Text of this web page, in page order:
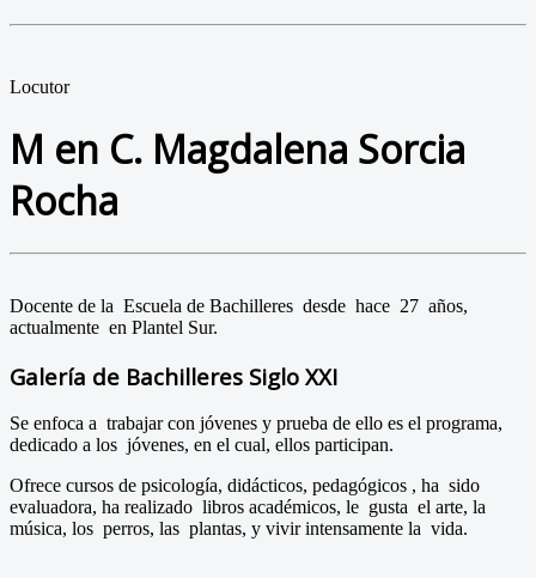
Locutor
M en C. Magdalena Sorcia
Rocha
Docente de la Escuela de Bachilleres desde hace 27 años,
actualmente en Plantel Sur.
Galería de Bachilleres Siglo XXI
Se enfoca a trabajar con jóvenes y prueba de ello es el programa,
dedicado a los jóvenes, en el cual, ellos participan.
Ofrece cursos de psicología, didácticos, pedagógicos , ha sido
evaluadora, ha realizado libros académicos, le gusta el arte, la
música, los perros, las plantas, y vivir intensamente la vida.